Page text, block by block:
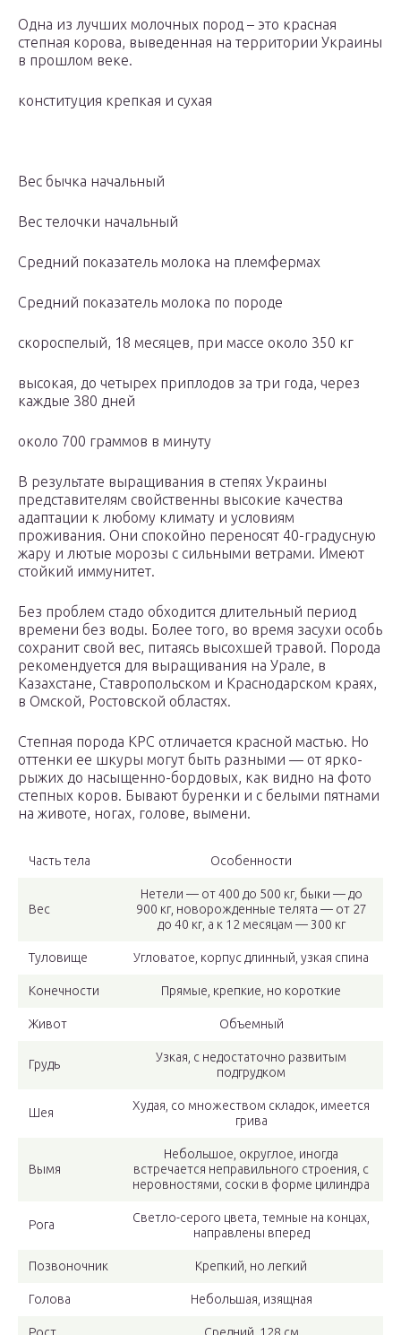
Одна из лучших молочных пород – это красная
степная корова, выведенная на территории Украины
в прошлом веке.
конституция крепкая и сухая
Вес бычка начальный
Вес телочки начальный
Средний показатель молока на племфермах
Средний показатель молока по породе
скороспелый, 18 месяцев, при массе около 350 кг
высокая, до четырех приплодов за три года, через
каждые 380 дней
около 700 граммов в минуту
В результате выращивания в степях Украины
представителям свойственны высокие качества
адаптации к любому климату и условиям
проживания. Они спокойно переносят 40-градусную
жару и лютые морозы с сильными ветрами. Имеют
стойкий иммунитет.
Без проблем стадо обходится длительный период
времени без воды. Более того, во время засухи особь
сохранит свой вес, питаясь высохшей травой. Порода
рекомендуется для выращивания на Урале, в
Казахстане, Ставропольском и Краснодарском краях,
в Омской, Ростовской областях.
Степная порода КРС отличается красной мастью. Но
оттенки ее шкуры могут быть разными — от ярко-
рыжих до насыщенно-бордовых, как видно на фото
степных коров. Бывают буренки и с белыми пятнами
на животе, ногах, голове, вымени.
Часть тела Особенности
Вес
Нетели — от 400 до 500 кг, быки — до
900 кг, новорожденные телята — от 27
до 40 кг, а к 12 месяцам — 300 кг
Туловище Угловатое, корпус длинный, узкая спина
Конечности Прямые, крепкие, но короткие
Живот Объемный
Грудь
Узкая, с недостаточно развитым
подгрудком
Шея
Худая, со множеством складок, имеется
грива
Вымя
Небольшое, округлое, иногда
встречается неправильного строения, с
неровностями, соски в форме цилиндра
Рога
Светло-серого цвета, темные на концах,
направлены вперед
Позвоночник Крепкий, но легкий
Голова Небольшая, изящная